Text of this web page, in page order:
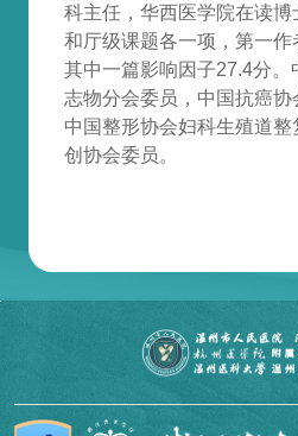
科主任，华西医学院在读
和厅级课题各一项，第一作
其中一篇影响因子27.4分。
志物分会委员，中国抗癌协
中国整形协会妇科生殖道
创协会委员。